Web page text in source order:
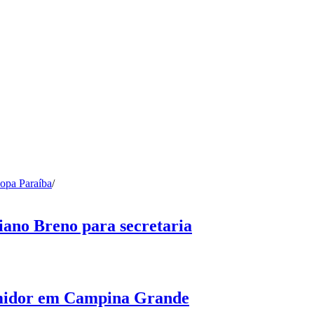
Paraíba/
Breno para secretaria
em Campina Grande